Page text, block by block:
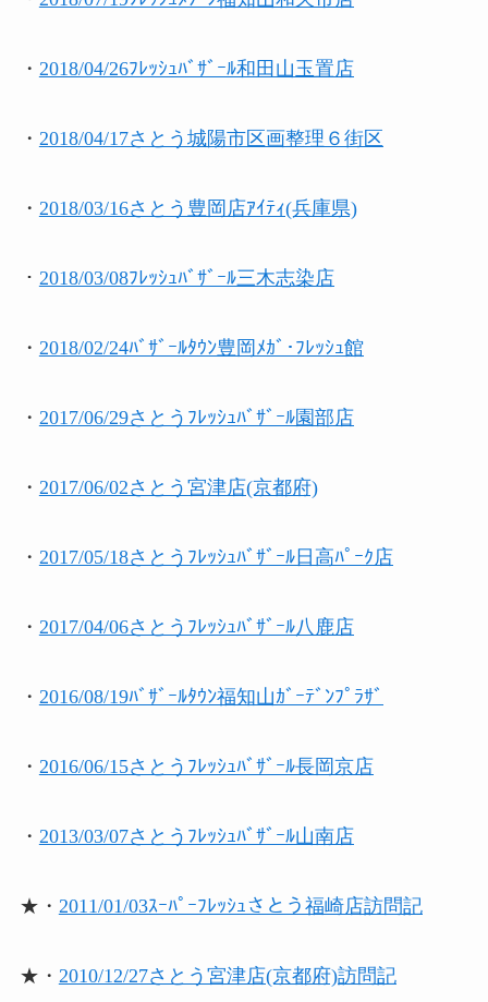
・ 2018/04/26ﾌﾚｯｼｭﾊﾞｻﾞｰﾙ和田山玉置店
・ 2018/04/17さとう城陽市区画整理６街区
・ 2018/03/16さとう豊岡店ｱｲﾃｨ(兵庫県)
・ 2018/03/08ﾌﾚｯｼｭﾊﾞｻﾞｰﾙ三木志染店
・ 2018/02/24ﾊﾞｻﾞｰﾙﾀｳﾝ豊岡ﾒｶﾞ･ﾌﾚｯｼｭ館
・ 2017/06/29さとうﾌﾚｯｼｭﾊﾞｻﾞｰﾙ園部店
・ 2017/06/02さとう宮津店(京都府)
・ 2017/05/18さとうﾌﾚｯｼｭﾊﾞｻﾞｰﾙ日高ﾊﾟｰｸ店
・ 2017/04/06さとうﾌﾚｯｼｭﾊﾞｻﾞｰﾙ八鹿店
・ 2016/08/19ﾊﾞｻﾞｰﾙﾀｳﾝ福知山ｶﾞｰﾃﾞﾝﾌﾟﾗｻﾞ
・ 2016/06/15さとうﾌﾚｯｼｭﾊﾞｻﾞｰﾙ長岡京店
・ 2013/03/07さとうﾌﾚｯｼｭﾊﾞｻﾞｰﾙ山南店
★・ 2011/01/03ｽｰﾊﾟｰﾌﾚｯｼｭさとう福崎店訪問記
★・ 2010/12/27さとう宮津店(京都府)訪問記